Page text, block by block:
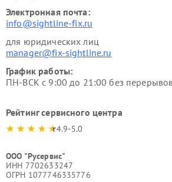
Электронная почта:
info@sightline-fix.ru
для юридических лиц
manager@fix-sightline.ru
График работы:
ПН-ВСК с 9:00 до 21:00 без
Рейтинг сервисного центра
4.9-5.0
ООО "Русервис"
ИНН 7702633247
ОГРН 1077746335776